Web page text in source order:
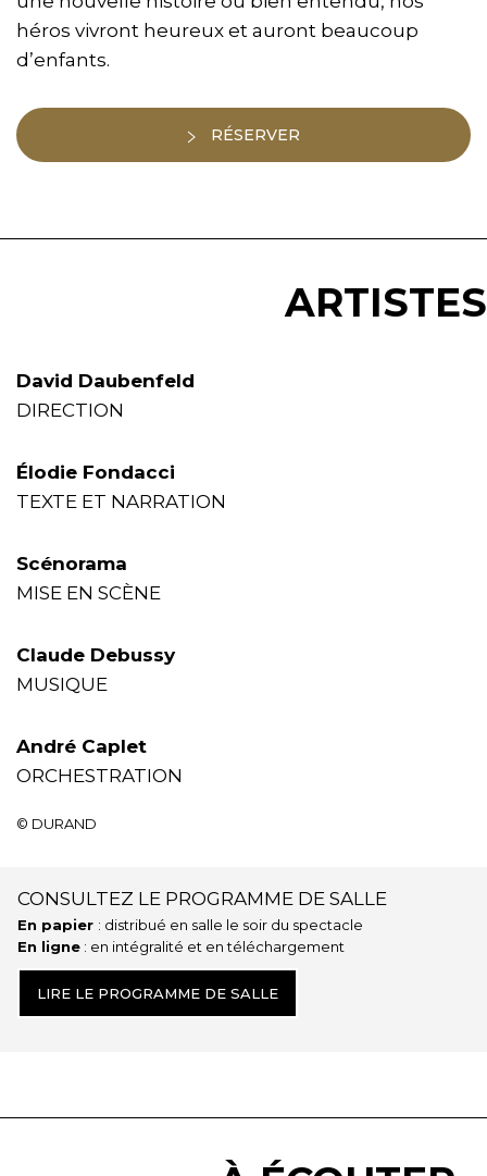
héros vivront heureux et auront beaucoup
d’enfants.
RÉSERVER
ARTISTES
David Daubenfeld
DIRECTION
Élodie Fondacci
TEXTE ET NARRATION
Scénorama
MISE EN SCÈNE
Claude Debussy
MUSIQUE
André Caplet
ORCHESTRATION
© DURAND
CONSULTEZ LE PROGRAMME DE SALLE
En papier : distribué en salle le soir du spectacle
En ligne : en intégralité et en téléchargement
LIRE LE PROGRAMME DE SALLE